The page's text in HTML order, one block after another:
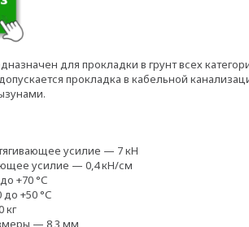
для прокладки в грунт всех
прокладка в кабельной
усилие — 7 кН
усилие — 0,4 кН/см
+70 °С
+50 °С
кг
— 8,3 мм